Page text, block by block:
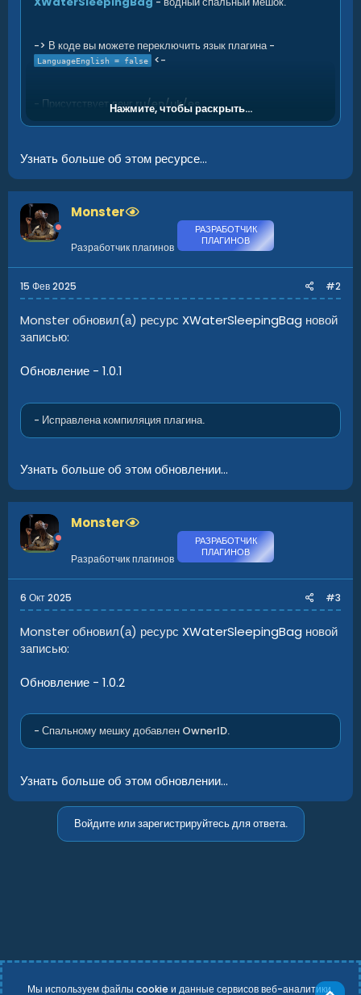
-> В коде вы можете переключить язык плагина -
LanguageEnglish = false <-
- Присутствует ленг ru/en/uk/es.
- Возможность запретить рескин спального мешка.
- Возможность отключить дрейф в сторону острова.
- Возможность отключить движение. [ Спальный мешок
всегда будет на одном месте. ]
- Возможность отключить эффект волн.
- Возможность...
Нажмите, чтобы раскрыть...
Узнать больше об этом ресурсе...
Monster
Разработчик плагинов
РАЗРАБОТЧИК
ПЛАГИНОВ
15 Фев 2025 #2
Monster обновил(а) ресурс XWaterSleepingBag новой
записью:
Обновление - 1.0.1
- Исправлена компиляция плагина.
Узнать больше об этом обновлении...
Monster
Разработчик плагинов
РАЗРАБОТЧИК
ПЛАГИНОВ
6 Окт 2025 #3
Monster обновил(а) ресурс XWaterSleepingBag новой
записью:
Обновление - 1.0.2
- Спальному мешку добавлен OwnerID.
Узнать больше об этом обновлении...
Войдите или зарегистрируйтесь для ответа.
Мы используем файлы cookie и данные сервисов веб-аналитики,